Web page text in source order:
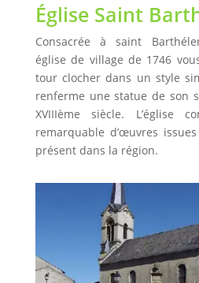
Église Saint
Consacrée à saint
église de village de 1746
tour clocher dans un style
renferme une statue de son
XVIIIème siècle. L’église
remarquable d’œuvres
présent dans la région.